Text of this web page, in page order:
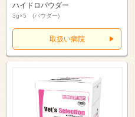
ハイドロパウダー
3g×5 (パウダー)
取扱い病院